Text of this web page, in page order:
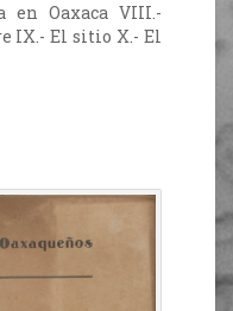
en Oaxaca VIII.-
IX.- El sitio X.- El